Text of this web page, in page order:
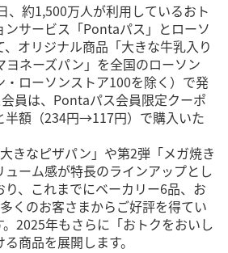
、約1,500万人が利用しているおト
ンサービス「Pontaパス」とローソ
オリジナル商品「大きな牛乳入り
ネーズパン」を全国のローソン
・ローソンストア100を除く）で発
員は、Pontaパス会員限定クーポ
半額（234円→117円）で購入いた
きなピザパン」や第2弾「メガ焼き
ーム感が特長のラインアップとし
、これまでにベーカリー6品、お
くのお客さまからご好評を得てい
2025年もさらに「おトクをおいし
商品を展開します。